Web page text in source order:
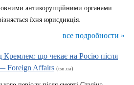
антикорупційними органами
їхня юрисдикція.
все подробности »
Кремлем: що чекає на Росію після
Foreign Affairs (tsn.ua)